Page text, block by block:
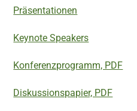
Präsentationen
Keynote Speakers
Konferenzprogramm, PDF
Diskussionspapier, PDF